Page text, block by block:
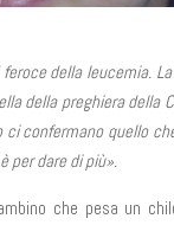
feroce della leucemia.
della preghiera della
ci confermano quello
per dare di più».
che pesa un